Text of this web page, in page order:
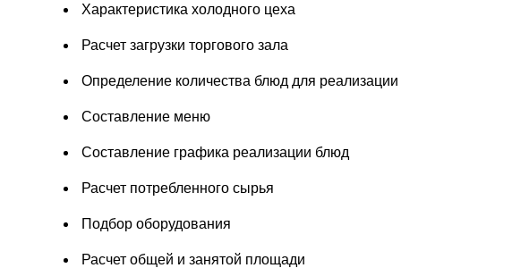
Характеристика холодного цеха
Расчет загрузки торгового зала
Определение количества блюд для реализации
Составление меню
Составление графика реализации блюд
Расчет потребленного сырья
Подбор оборудования
Расчет общей и занятой площади